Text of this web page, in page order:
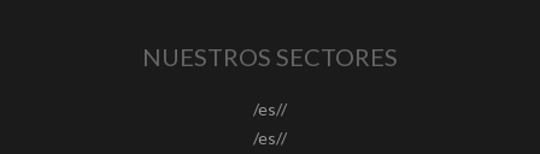
NUESTROS SECTORES
/es//
/es//